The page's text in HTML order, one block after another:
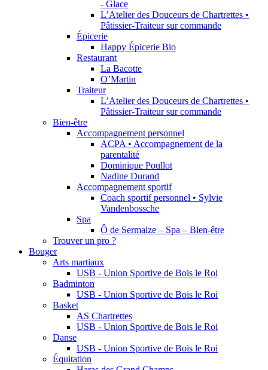
- Glace
L’Atelier des Douceurs de Chartrettes •
Pâtissier-Traiteur sur commande
Épicerie
Happy Épicerie Bio
Restaurant
La Bacotte
O’Martin
Traiteur
L’Atelier des Douceurs de Chartrettes •
Pâtissier-Traiteur sur commande
Bien-être
Accompagnement personnel
ACPA • Accompagnement de la
parentalité
Dominique Poullot
Nadine Durand
Accompagnement sportif
Coach sportif personnel • Sylvie
Vandenbossche
Spa
Ô de Sermaize – Spa – Bien-être
Trouver un pro ?
Bouger
Arts martiaux
USB - Union Sportive de Bois le Roi
Badminton
USB - Union Sportive de Bois le Roi
Basket
AS Chartrettes
USB - Union Sportive de Bois le Roi
Danse
USB - Union Sportive de Bois le Roi
Équitation